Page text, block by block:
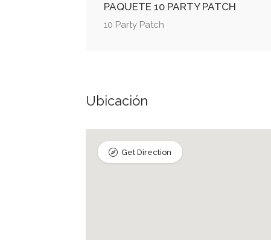
PAQUETE 10 PARTY PATCH
10 Party Patch
Ubicación
Get Direction